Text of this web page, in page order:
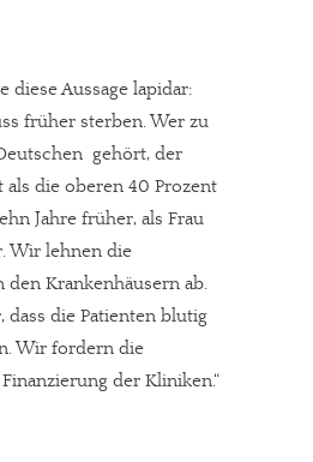
diese Aussage lapidar:
früher sterben. Wer zu
gehört, der
die oberen 40 Prozent
Jahre früher, als Frau
Wir lehnen die
den Krankenhäusern ab.
dass die Patienten blutig
Wir fordern die
der Kliniken.“